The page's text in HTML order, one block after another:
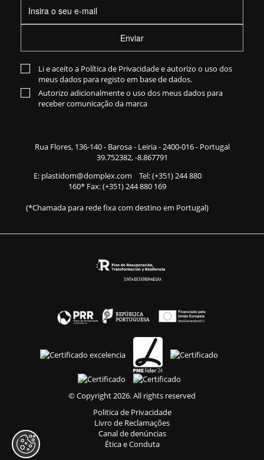
Enviar
Li e aceito a Política de Privacidadee autorizo o uso dos
meus dados para registo em base de dados.
Autorizo adicionalmente o uso dos meus dados para
receber comunicação da marca
Rua Flores, 136-140- Barosa - Leiria - 2400-016 - Portugal
39.752382, -8.867791
E: plastidom@domplex.com Tel:(+351) 244 880
160* Fax: (+351) 244 880 169
(*Chamada para rede fixa com destino em Portugal)
© Copyright 2026. All rights reserved
Politica de Privacidade
Livro de Reclamações
Canal de denúncias
Ética e Conduta